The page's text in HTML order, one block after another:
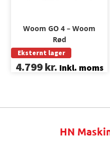
Woom GO 4 – Woom
Rød
Eksternt lager
4.799kr. Inkl. moms
HN